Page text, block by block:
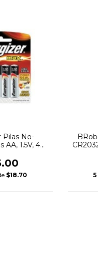
Pilas No-
AA, 1.5V, 4
$18.70 5